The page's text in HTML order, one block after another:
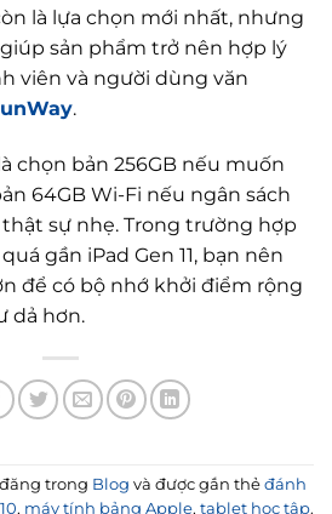
là lựa chọn mới nhất, nhưng
sản phẩm trở nên hợp lý
viên và người dùng văn
.
chọn bản 256GB nếu muốn
64GB Wi-Fi nếu ngân sách
sự nhẹ. Trong trường hợp
quá gần iPad Gen 11, bạn nên
để có bộ nhớ khởi điểm rộng
dả hơn.
trong Blog và được gắn thẻ đánh
, máy tính bảng Apple, tablet học tập.